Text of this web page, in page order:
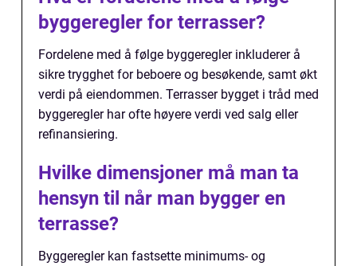
byggeregler for terrasser?
Fordelene med å følge byggeregler inkluderer å
sikre trygghet for beboere og besøkende, samt økt
verdi på eiendommen. Terrasser bygget i tråd med
byggeregler har ofte høyere verdi ved salg eller
refinansiering.
Hvilke dimensjoner må man ta
hensyn til når man bygger en
terrasse?
Byggeregler kan fastsette minimums- og